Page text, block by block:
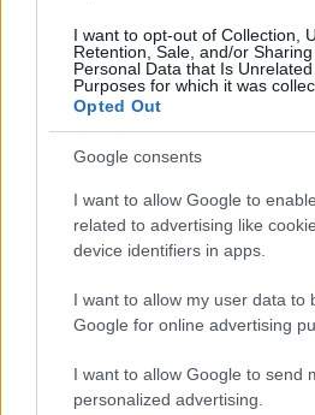
I want to opt-out of Collection,
Retention, Sale, and/or
Personal Data that Is
Purposes for which it was
Opted Out
Google consents
I want to allow Google to
related to advertising like
device identifiers in apps.
I want to allow my user data to
Google for online advertising
I want to allow Google to send
personalized advertising.